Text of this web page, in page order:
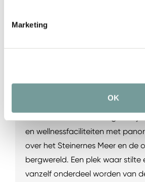
Marketing
OK
Wellness vormt een essentieel
beleving bij die HOCHKÖNIGIN
de exclusieve TIARA SPA op
hoogtepunt is de rooftop TIARA
en wellnessfaciliteiten met
over het Steinernes Meer en de
bergwereld. Een plek waar stilte
vanzelf onderdeel worden van